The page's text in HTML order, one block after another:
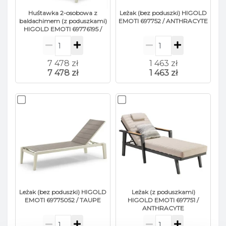
Zestaw mebli ogrodowych Higold
Emotitoświetne połączenie wysokiej jakości i
stylowego designu, zaprojektowane
Higold , aby zapewnić
komfort i elegancję
to znany producent mebli , który słynie
materiałów
Zestaw Emotito jedna z
, łączącaaluminiową
zapewniającą
lekkość i
,drewno
tekowegwarantujące naturalny urok i
odporność na warunki
atmosferyczne
wypoczynek.
Projekt zestawu Emoti firmy
Huśtawka 2-osobowa z
baldachimem (z poduszkami)
HIGOLD EMOTI 69776195 /
TAUPE
7 478 zł
7 478 zł
Leżak (bez poduszki) HIGOLD
EMOTI 697752 / ANTHRACYTE
1 463 zł
1 463 zł
Leżak (bez poduszki) HIGOLD
EMOTI 69775052 / TAUPE
Leżak (z poduszkami)
HIGOLD EMOTI 697751 /
ANTHRACYTE